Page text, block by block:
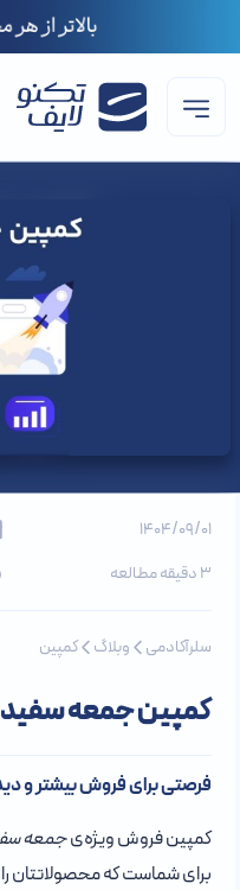
1404/09/01
3 دقیقه مطالعه
سلرآکادمی وبلاگ کمپین
کمپین جمعه سفید
فرصتی برای فروش بیشتر و
کمپین فروش ویژه‌یجمعه
برای شماست که محصولاتتان